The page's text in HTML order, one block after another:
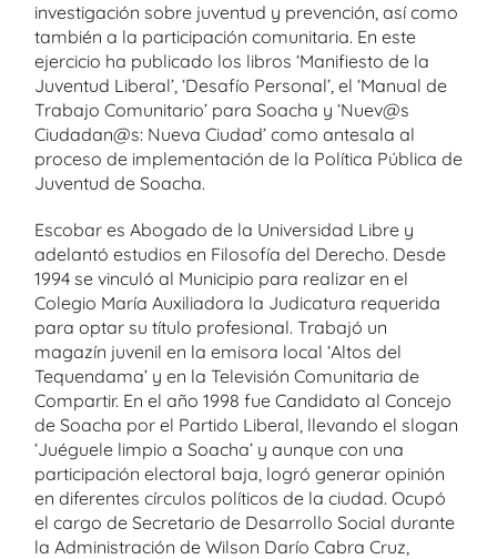
investigación sobre juventud y prevención, así como
también a la participación comunitaria. En este
ejercicio ha publicado los libros ‘Manifiesto de la
Juventud Liberal’, ‘Desafío Personal’, el ‘Manual de
Trabajo Comunitario’ para Soacha y ‘Nuev@s
Ciudadan@s: Nueva Ciudad’ como antesala al
proceso de implementación de la Política Pública de
Juventud de Soacha.
Escobar es Abogado de la Universidad Libre y
adelantó estudios en Filosofía del Derecho. Desde
1994 se vinculó al Municipio para realizar en el
Colegio María Auxiliadora la Judicatura requerida
para optar su título profesional. Trabajó un
magazín juvenil en la emisora local ‘Altos del
Tequendama’ y en la Televisión Comunitaria de
Compartir. En el año 1998 fue Candidato al Concejo
de Soacha por el Partido Liberal, llevando el slogan
‘Juéguele limpio a Soacha’ y aunque con una
participación electoral baja, logró generar opinión
en diferentes círculos políticos de la ciudad. Ocupó
el cargo de Secretario de Desarrollo Social durante
la Administración de Wilson Darío Cabra Cruz,